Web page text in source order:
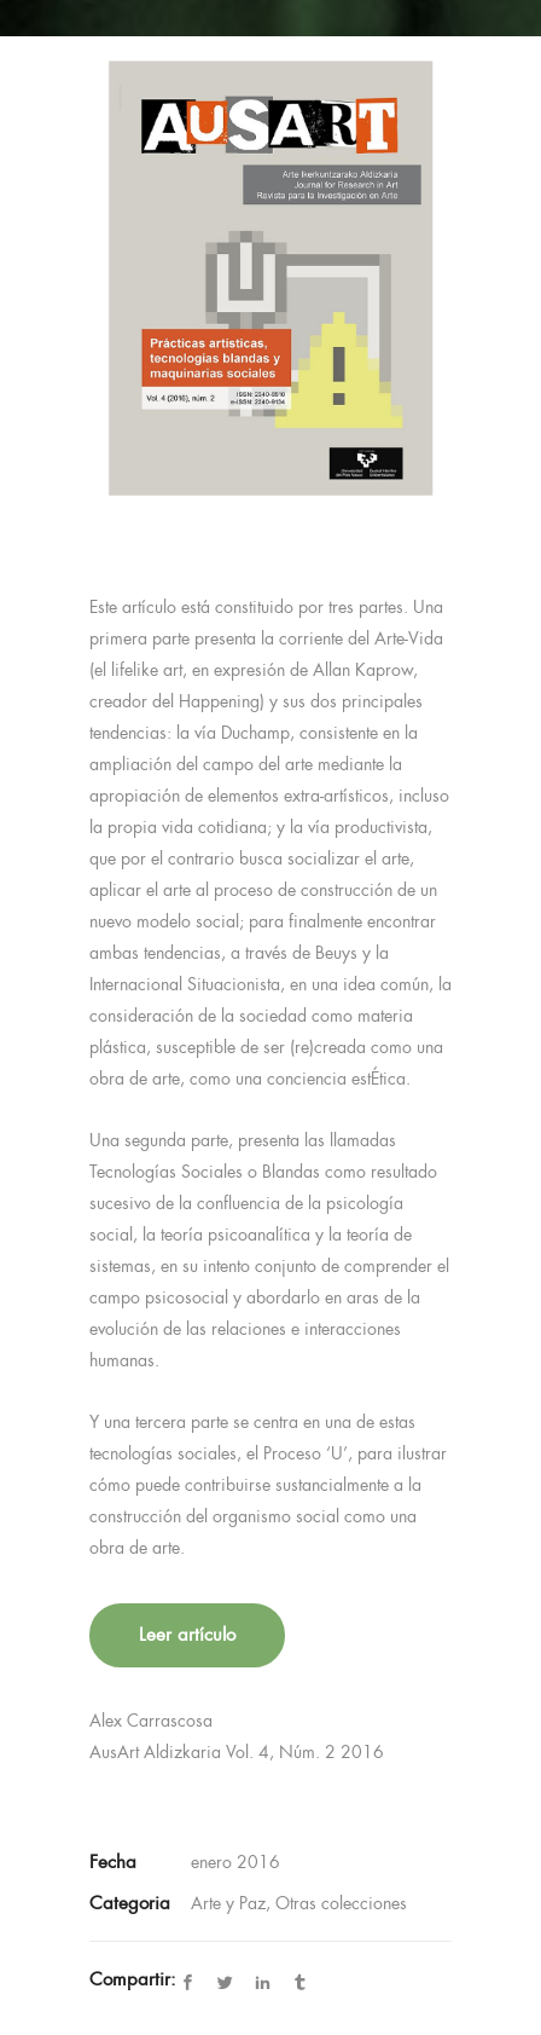
Este artículo está constituido por tres partes. Una
primera parte presenta la corriente del Arte-Vida
(el lifelike art, en expresión de Allan Kaprow,
creador del Happening) y sus dos principales
tendencias: la vía Duchamp, consistente en la
ampliación del campo del arte mediante la
apropiación de elementos extra-artísticos, incluso
la propia vida cotidiana; y la vía productivista,
que por el contrario busca socializar el arte,
aplicar el arte al proceso de construcción de un
nuevo modelo social; para finalmente encontrar
ambas tendencias, a través de Beuys y la
Internacional Situacionista, en una idea común, la
consideración de la sociedad como materia
plástica, susceptible de ser (re)creada como una
obra de arte, como una conciencia estÉtica.
Una segunda parte, presenta las llamadas
Tecnologías Sociales o Blandas como resultado
sucesivo de la confluencia de la psicología
social, la teoría psicoanalítica y la teoría de
sistemas, en su intento conjunto de comprender el
campo psicosocial y abordarlo en aras de la
evolución de las relaciones e interacciones
humanas.
Y una tercera parte se centra en una de estas
tecnologías sociales, el Proceso ‘U’, para ilustrar
cómo puede contribuirse sustancialmente a la
construcción del organismo social como una
obra de arte.
Leer artículo
Alex Carrascosa
AusArt Aldizkaria Vol. 4, Núm. 2 2016
Fecha enero 2016
Categoria Arte y Paz, Otras colecciones
Compartir: